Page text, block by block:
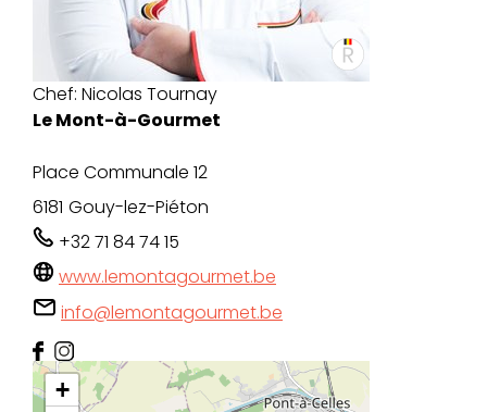
Chef: Nicolas Tournay
Le Mont-à-Gourmet
Place Communale 12
6181 Gouy-lez-Piéton
+32 71 84 74 15
www.lemontagourmet.be
info@lemontagourmet.be
+